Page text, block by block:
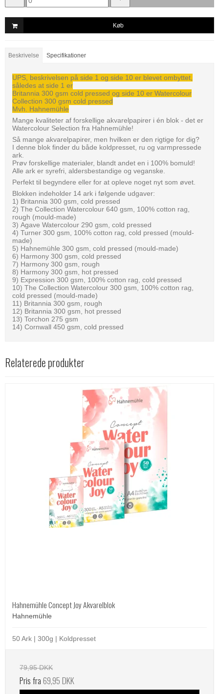
Køb
Beskrivelse Specifikationer
UPS, beskrivelsen på side 1 og side 10 er blevet ombyttet,
således at side 1 er
Britannia 300 gsm cold pressed og side 10 er Watercolour
Collection 300 gsm cold pressed
Mvh. Hahnemühle
Mange kvaliteter af forskellige akvarelpapirer i én blok - det er
Watercolour Selection fra Hahnemühle!
Så mange akvarelpapirer, men hvilken er den rigtige for dig?
I denne blok finder du både koldpresset, ru og varmpressede
ark.
Prøv forskellige materialer, blandt andet en i 100% bomuld!
Alle ark er syrefri, aldersbestandige og veganske.
Perfekt til begyndere eller for at opleve noget nyt som øvet.
Blokken indeholder 14 ark i følgende udgaver:
1) Britannia 300 gsm, cold pressed
2) The Collection Watercolour 640 gsm, 100% cotton rag,
rough (mould-made)
3) Agave Watercolour 290 gsm, cold pressed
4) Turner 300 gsm, 100% cotton rag, cold pressed (mould-
made)
5) Hahnemühle 300 gsm, cold pressed (mould-made)
6) Harmony 300 gsm, cold pressed
7) Harmony 300 gsm, rough
8) Harmony 300 gsm, hot pressed
9) Expression 300 gsm, 100% cotton rag, cold pressed
10) The Collection Watercolour 300 gsm, 100% cotton rag,
cold pressed (mould-made)
11) Britannia 300 gsm, rough
12) Britannia 300 gsm, hot pressed
13) Torchon 275 gsm
14) Cornwall 450 gsm, cold pressed
Relaterede produkter
Hahnemühle Concept Joy Akvarelblok
Hahnemühle
50 Ark | 300g | Koldpresset
79,95 DKK
Pris fra69,95 DKK